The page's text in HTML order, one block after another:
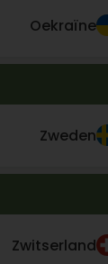
Oekraïne
Zweden
Zwitserland